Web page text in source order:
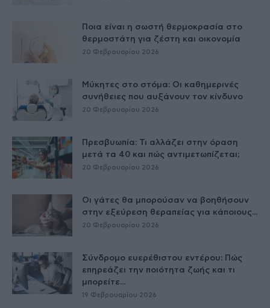
Ποια είναι η σωστή θερμοκρασία στο
θερμοστάτη για ζέστη και οικονομία
20 Φεβρουαρίου 2026
Μύκητες στο στόμα: Οι καθημερινές
συνήθειες που αυξάνουν τον κίνδυνο
20 Φεβρουαρίου 2026
Πρεσβυωπία: Τι αλλάζει στην όραση
μετά τα 40 και πώς αντιμετωπίζεται;
20 Φεβρουαρίου 2026
Οι γάτες θα μπορούσαν να βοηθήσουν
στην εξεύρεση θεραπείας για κάποιους...
20 Φεβρουαρίου 2026
Σύνδρομο ευερέθιστου εντέρου: Πώς
επηρεάζει την ποιότητα ζωής και τι
μπορείτε...
19 Φεβρουαρίου 2026